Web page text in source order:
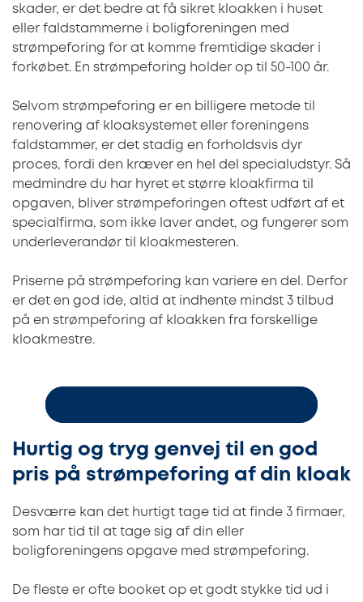
skader, er det bedre at få sikret kloakken i huset
eller faldstammerne i boligforeningen med
strømpeforing for at komme fremtidige skader i
forkøbet. En strømpeforing holder op til 50-100 år.
Selvom strømpeforing er en billigere metode til
renovering af kloaksystemet eller foreningens
faldstammer, er det stadig en forholdsvis dyr
proces, fordi den kræver en hel del specialudstyr. Så
medmindre du har hyret et større kloakfirma til
opgaven, bliver strømpeforingen oftest udført af et
specialfirma, som ikke laver andet, og fungerer som
underleverandør til kloakmesteren.
Priserne på strømpeforing kan variere en del. Derfor
er det en god ide, altid at indhente mindst 3 tilbud
på en strømpeforing af kloakken fra forskellige
kloakmestre.
Hurtig og tryg genvej til en god
pris på strømpeforing af din kloak
Desværre kan det hurtigt tage tid at finde 3 firmaer,
som har tid til at tage sig af din eller
boligforeningens opgave med strømpeforing.
De fleste er ofte booket op et godt stykke tid ud i